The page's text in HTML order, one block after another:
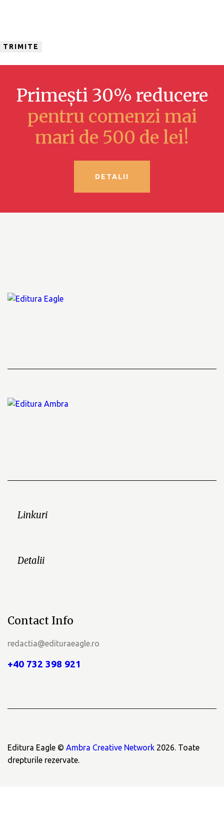
Primești 30% reducere
pentru comenzi mai
mari de 500 de lei!
DETALII
Linkuri
Detalii
Contact Info
redactia@edituraeagle.ro
+40 732 398 921
Editura Eagle © Ambra Creative Network 2026. Toate
drepturile rezervate.